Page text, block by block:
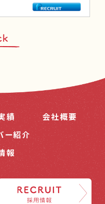
績
ー紹介
報
会社概要